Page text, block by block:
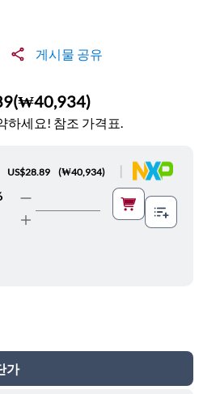
게시물 공유
(₩40,934)
하세요! 참조 가격표.
US$28.89 (₩40,934)
가